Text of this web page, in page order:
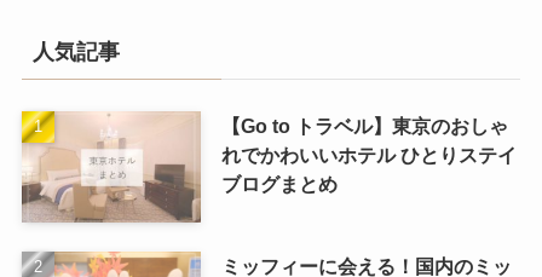
人気記事
【Go to トラベル】東京のおしゃ
れでかわいいホテル ひとりステイ
ブログまとめ
ミッフィーに会える！国内のミッ